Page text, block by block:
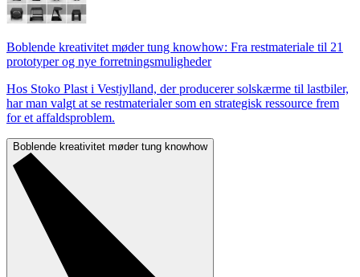
Boblende kreativitet møder tung knowhow: Fra restmateriale til 21
prototyper og nye forretningsmuligheder
Hos Stoko Plast i Vestjylland, der producerer solskærme til lastbiler,
har man valgt at se restmaterialer som en strategisk ressource frem
for et affaldsproblem.
Boblende kreativitet møder tung knowhow